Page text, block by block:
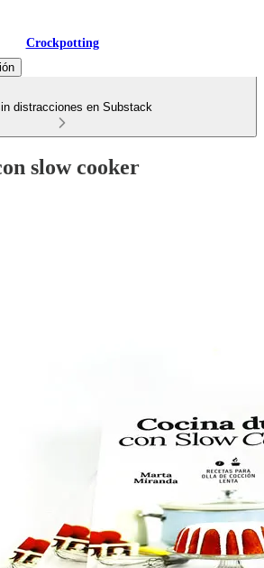
Crockpotting
distracciones en Substack
slow cooker